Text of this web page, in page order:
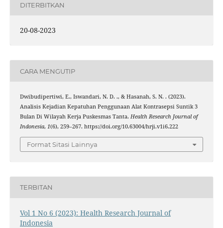
DITERBITKAN
20-08-2023
CARA MENGUTIP
Dwibudipertiwi, E., Iswandari, N. D. ., & Hasanah, S. N. . (2023).
Analisis Kejadian Kepatuhan Penggunaan Alat Kontrasepsi Suntik 3
Bulan Di Wilayah Kerja Puskesmas Tanta. Health Research Journal of
Indonesia, 1(6), 259–267. https://doi.org/10.63004/hrji.v1i6.222
Format Sitasi Lainnya
TERBITAN
Vol 1 No 6 (2023): Health Research Journal of
Indonesia